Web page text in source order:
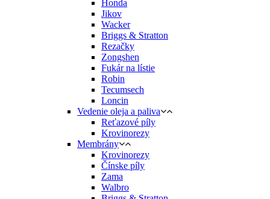
Honda
Jikov
Wacker
Briggs & Stratton
Rezačky
Zongshen
Fukár na lístie
Robin
Tecumsech
Loncin
Vedenie oleja a paliva
Reťazové píly
Krovinorezy
Membrány
Krovinorezy
Čínske píly
Zama
Walbro